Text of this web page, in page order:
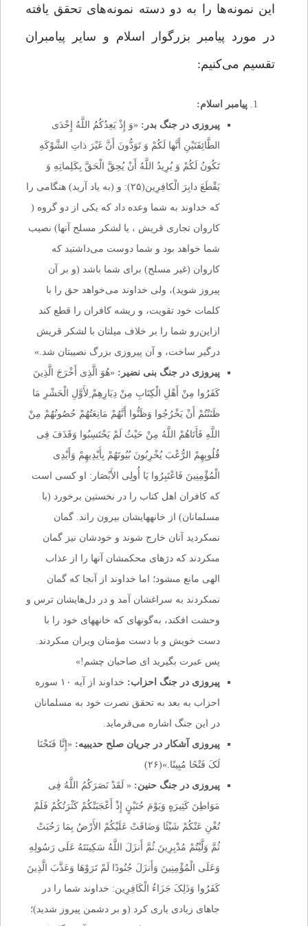
این نمونه‌ها را به دو دسته نمونه‌های تحقق یافته
در مورد پیامبر بزرگوار اسلام و سایر پیامبران
تقسیم می‌کنیم:
پیامبر اسلام:
پیروزی در جنگ بدر: «وَ إِذْ یَعِدُکُمُ اللَّهُ إِحْدَی
الطَّائِفَتَیْنِ أَنَّها لَکُمْ وَ تَوَدُّونَ أَنَّ غَیْرَ ذاتِ الشَّوْکَهِ
تَکُونُ لَکُمْ وَ یُرِیدُ اللَّهُ أَنْ یُحِقَّ الْحَقَّ بِکَلِماتِهِ وَ
یَقْطَعَ دابِرَ الْکافِرِین(۲۵): و (به یاد آرید) هنگامی را
که خداوند به شما وعده داد که یکی از دو گروه (
کاروان تجاری قریش ، یا لشکر مسلح آنها) نصیب
شما خواهد بود و شما دوست می‌داشتید که
کاروان (غیر مسلح) برای شما باشد (و بر آن
پیروز شوید)، ولی خداوند می‌خواهد حق را با
کلمات خود تقویت، و ریشه کافران را قطع کند
ازاین‌رو شما را بر خلاف میلتان با لشکر قریش
درگیر ساخت، و آن پیروزی بزرگ نصیبتان شد.»
پیروزی در جنگ بنی نضیر: «هُوَ الَّذِی أَخْرَجَ الَّذِینَ
کَفَرُوا مِنْ أَهْلِ الْکِتَابِ مِنْ دِیَارِهِمْ ِلأَوَّلِ الْحَشْرِ مَا
ظَنَنْتُمْ أَنْ یَخْرُجُوا وَظَنُّوا أَنَّهُمْ مَانِعَتُهُمْ حُصُونُهُمْ مِنْ
اللَّهِ فَأَتَاهُمْ اللَّهُ مِنْ حَیْثُ لَمْ یَحْتَسِبُوا وَقَذَفَ فِی
قُلُوبِهِمْ الرُّعْبَ یُخْرِبُونَ بُیُوتَهُمْ بِأَیْدِیهِمْ وَأَیْدِی
الْمُؤْمِنِینَ فَاعْتَبِرُوا یَا أُولِی الأَبْصَار: او کسى است
که کافران اهل کتاب را در نخستین برخورد (با
مسلمانان) از خانه‏هایشان بیرون راند. گمان
نمى‏کردید آنان خارج شوند و خودشان نیز گمان
مى‏کردند که دژهاى محکمشان آنها را از عذاب
الهى مانع مى‏شود؛ اما خداوند از آنجا که گمان
نمى‏کردند به سراغشان آمد و در دل‌هایشان ترس و
وحشت افکند، به‌گونه‏اى که خانه‏هاى خود را با
دست خویش و با دست مؤمنان ویران مى‏کردند.
پس عبرت بگیرید اى صاحبان چشم!»
پیروزی در جنگ احزاب:
خداوند از آیه ۱۰ سوره
احزاب به بعد به تحقق نصرت خود به مسلمانان
در این جنگ اشاره می‌فرماید.
پیروزی آشکار در جریان صلح حدیبیه: «إِنَّا فَتَحْنَا
لَکَ فَتْحًا مُبِینًا.»(۲۶)
پیروزی در جنگ حنین: « لَقَدْ نَصَرَکُمُ اللَّهُ فِی
مَوَاطِنَ کَثِیرَهٍ وَیَوْمَ حُنَیْنٍ إِذْ أَعْجَبَتْکُمْ کَثْرَتُکُمْ فَلَمْ
تُغْنِ عَنْکُمْ شَیْئًا وَضَاقَتْ عَلَیْکُمْ الأَرْضُ بِمَا رَحُبَتْ
ثُمَّ وَلَّیْتُمْ مُدْبِرِینَ.ثُمَّ أَنزَلَ اللَّهُ سَکِینَتَهُ عَلَى رَسُولِهِ
وَعَلَى الْمُؤْمِنِینَ وَأَنزَلَ جُنُودًا لَمْ تَرَوْهَا وَعَذَّبَ الَّذِینَ
کَفَرُوا وَذَلِکَ جَزَاءُ الْکَافِرِین: خداوند شما را در
جاهاى زیادى یارى کرد (و بر دشمن پیروز شدید)؛